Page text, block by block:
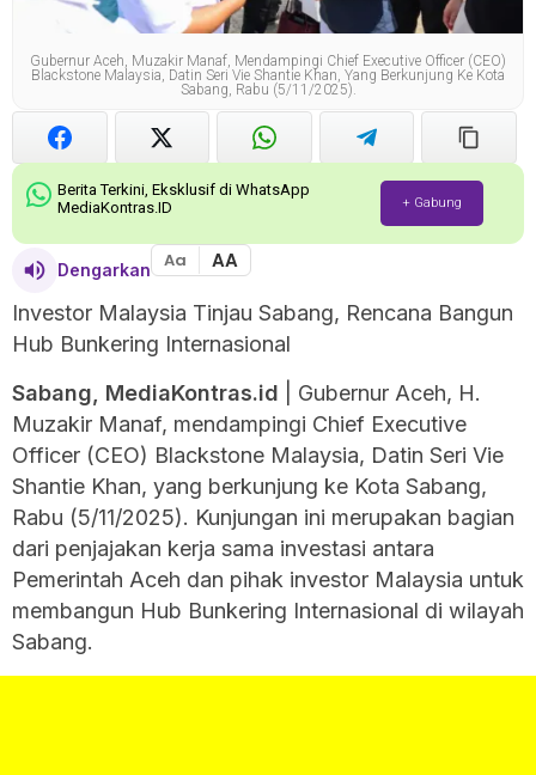
Gubernur Aceh, Muzakir Manaf, Mendampingi Chief Executive Officer (CEO)
Blackstone Malaysia, Datin Seri Vie Shantie Khan, Yang Berkunjung Ke Kota
Sabang, Rabu (5/11/2025).
Berita Terkini, Eksklusif di WhatsApp
MediaKontras.ID
+ Gabung
Dengarkan Aa AA
Investor Malaysia Tinjau Sabang, Rencana Bangun
Hub Bunkering Internasional
Sabang, MediaKontras.id | Gubernur Aceh, H.
Muzakir Manaf, mendampingi Chief Executive
Officer (CEO) Blackstone Malaysia, Datin Seri Vie
Shantie Khan, yang berkunjung ke Kota Sabang,
Rabu (5/11/2025). Kunjungan ini merupakan bagian
dari penjajakan kerja sama investasi antara
Pemerintah Aceh dan pihak investor Malaysia untuk
membangun Hub Bunkering Internasional di wilayah
Sabang.